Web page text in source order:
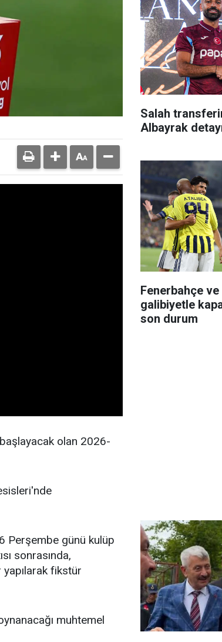
olan 2026-
Perşembe günü kulüp
sonrasında,
fikstür
muhtemel
Salah
Albayrak
Fenerbahçe
galibiyetle
son durum